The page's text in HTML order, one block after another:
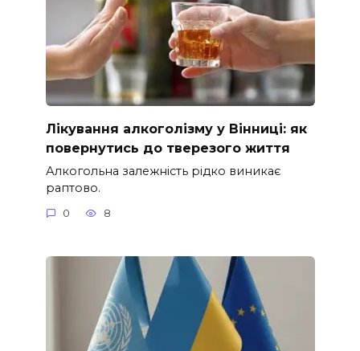
Лікування алкоголізму у Вінниці: як
повернутись до тверезого життя
Алкогольна залежність рідко виникає
раптово.
0 8